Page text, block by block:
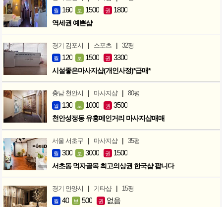
월 160 보 1500 권 1800
역세권 예쁜샵
경기 김포시 | 스포츠 | 32평
월 120 보 1500 권 3300
시설좋은마사지샵(개인사정)*급매*
충남 천안시 | 마사지샵 | 80평
월 130 보 1000 권 3500
천안성정동 유흥메인거리 마사지샵매매
서울 서초구 | 마사지샵 | 35평
월 300 보 3000 권 1500
서초동 먹자골목 최고의상권 한국샵 팝니다
경기 안양시 | 기타샵 | 15평
월 40 보 500 권 없음